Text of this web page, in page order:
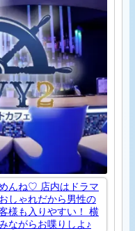
んね♡ 店内はドラマ
しゃれだから男性の
様も入りやすい！ 横
ながらお喋りしよ♪